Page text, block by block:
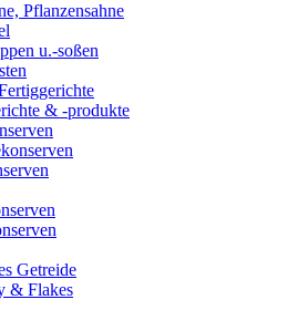
Pflanzensahne
u.-soßen
& -produkte
Getreide
& Flakes